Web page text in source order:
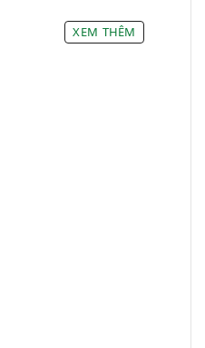
XEM THÊM